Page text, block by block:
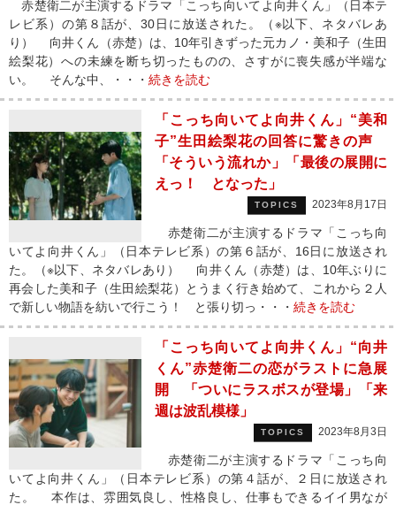
赤楚衛二が主演するドラマ「こっち向いてよ向井くん」（日本テ
レビ系）の第８話が、30日に放送された。（※以下、ネタバレあ
り） 向井くん（赤楚）は、10年引きずった元カノ・美和子（生田
絵梨花）への未練を断ち切ったものの、さすがに喪失感が半端な
い。 そんな中、・・・ 続きを読む
「こっち向いてよ向井くん」“美和
子”生田絵梨花の回答に驚きの声
「そういう流れか」「最後の展開に
えっ！ となった」
TOPICS 2023年8月17日
赤楚衛二が主演するドラマ「こっち向
いてよ向井くん」（日本テレビ系）の第６話が、16日に放送され
た。（※以下、ネタバレあり） 向井くん（赤楚）は、10年ぶりに
再会した美和子（生田絵梨花）とうまく行き始めて、これから２人
で新しい物語を紡いで行こう！ と張り切っ・・・ 続きを読む
「こっち向いてよ向井くん」“向井
くん”赤楚衛二の恋がラストに急展
開 「ついにラスボスが登場」「来
週は波乱模様」
TOPICS 2023年8月3日
赤楚衛二が主演するドラマ「こっち向
いてよ向井くん」（日本テレビ系）の第４話が、２日に放送され
た。 本作は、雰囲気良し、性格良し、仕事もできるイイ男なが